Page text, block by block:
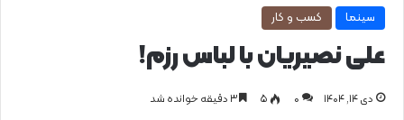
سینما کسب و کار
علی نصیریان با لباس رزم!
دی ۱۴, ۱۴۰۴ 0 ۵